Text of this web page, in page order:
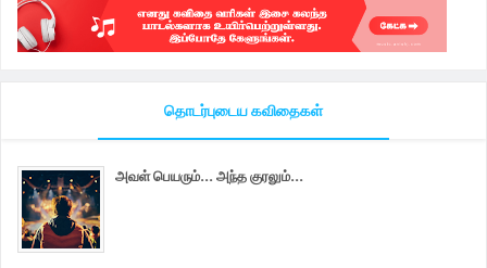
தொடர்புடைய கவிதைகள்
அவள் பெயரும்... அந்த குரலும்...